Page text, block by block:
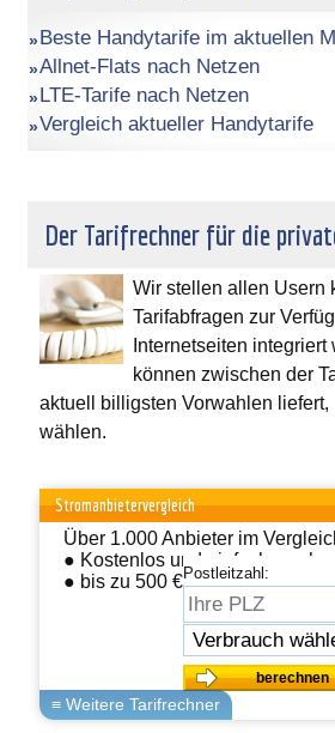
Beste Handytarife im aktuellen
Allnet-Flats nach Netzen
LTE-Tarife nach Netzen
Vergleich aktueller Handytarife
Der Tarifrechner für die
Wir stellen allen Usern
Tarifabfragen zur
Internetseiten
können zwischen der
aktuell billigsten Vorwahlen
wählen.
Stromanbietervergleich
Über 1.000 Anbieter im
● Kostenlos und einfach
● bis zu 500 € sparen
Postleitzahl: